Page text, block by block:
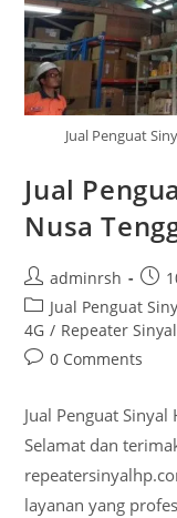
Jual Penguat
Jual
Nusa
Post
author:
adminrsh
Post
Post
category:
Jual Penguat
4G / Repeater
Post0 Comments
Jual Penguat Sinyal
Selamat dan
layanan yang